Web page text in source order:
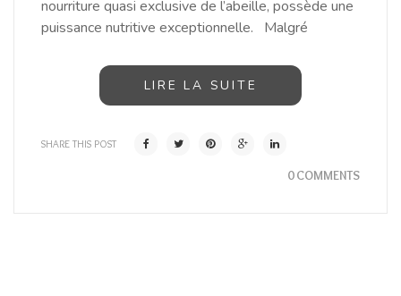
nourriture quasi exclusive de l’abeille, possède une
puissance nutritive exceptionnelle. Malgré
LIRE LA SUITE
SHARE THIS POST
0 COMMENTS